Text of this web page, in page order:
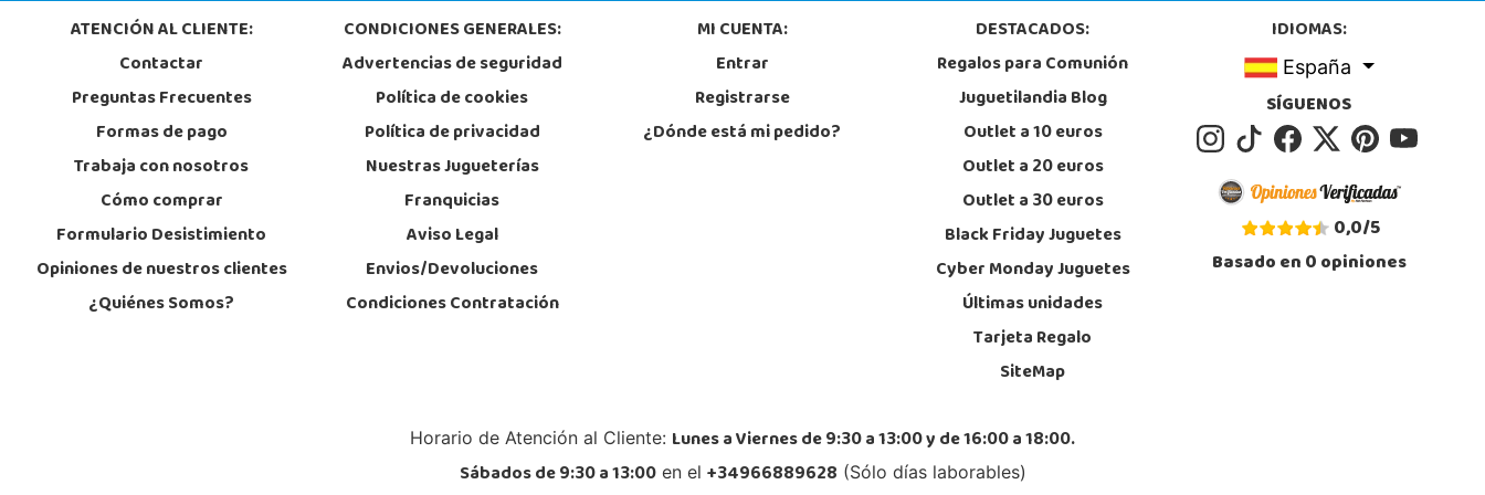
Juguetilandia Torrevieja
Avd. de las Cortes Valencianas S/N. Pol. Casa Grande III Manzana A-2(PLUS)
03183, Torrevieja
681230320
Juguetilandia Zaragoza CC La Torre
Zaragoza
CC. LA TORRE OUTLET Autovía de Logroño n°99283 (km 6,5 PIKOLIN SA)
MANZANA M3 CALLE 4 LOCAL B3
ATENCIÓN AL CLIENTE:
Contactar
Preguntas Frecuentes
Formas de pago
Trabaja con nosotros
Cómo comprar
Formulario Desistimiento
Opiniones de nuestros clientes
¿Quiénes Somos?
CONDICIONES GENERALES:
Advertencias de seguridad
Política de cookies
Política de privacidad
Nuestras Jugueterías
Franquicias
Aviso Legal
Envios/Devoluciones
Condiciones Contratación
MI CUENTA:
Entrar
Registrarse
¿Dónde está mi pedido?
DESTACADOS:
Regalos para Comunión
Juguetilandia Blog
Outlet a 10 euros
Outlet a 20 euros
Outlet a 30 euros
Black Friday Juguetes
Cyber Monday Juguetes
Últimas unidades
Tarjeta Regalo
SiteMap
IDIOMAS:
España
SÍGUENOS
0,0/5
Basado en0opiniones
Horario de Atención al Cliente: Lunes a Viernes de 9:30 a 13:00 y de 16:00 a 18:00.
Sábados de 9:30 a 13:00en el +34966889628 (Sólo días laborables)